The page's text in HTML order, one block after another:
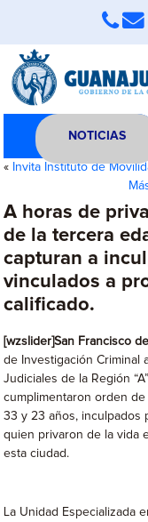
NOTICIAS
« Invita Instituto de
A horas de
de la tercera
capturan a
vinculados a
calificado.
[wzslider]San Francisco
de Investigación Criminal
Judiciales de la Región
cumplimentaron orden
33 y 23 años, inculpados
quien privaron de la vida
esta ciudad.
La Unidad Especializada